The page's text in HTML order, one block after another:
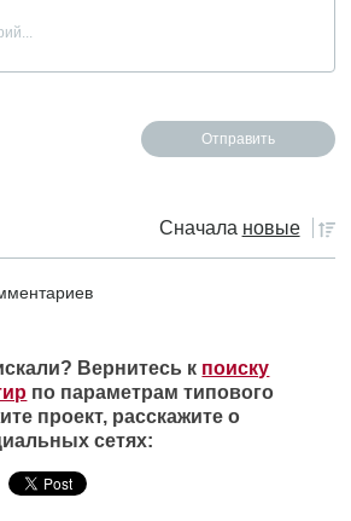
Сначала новые
Вернитесь к поиску
по параметрам типового
проект, расскажите о
сетях: